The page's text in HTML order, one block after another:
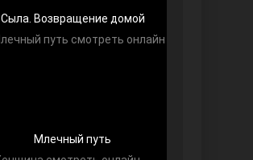
Беззащитные
Сыла. Возвращение домой
Млечный путь